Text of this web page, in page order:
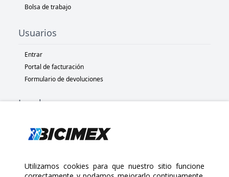
Bolsa de trabajo
Usuarios
Entrar
Portal de facturación
Formulario de devoluciones
Legal
Políticas de privacidad
Políticas de devolución
Utilizamos cookies para que nuestro sitio funcione